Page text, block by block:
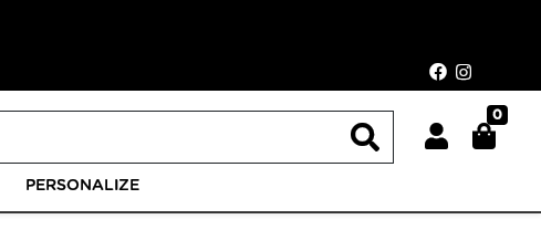
0
PERSONALIZE